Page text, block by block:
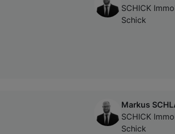
SCHICK
Schick
Markus
SCHICK
Schick